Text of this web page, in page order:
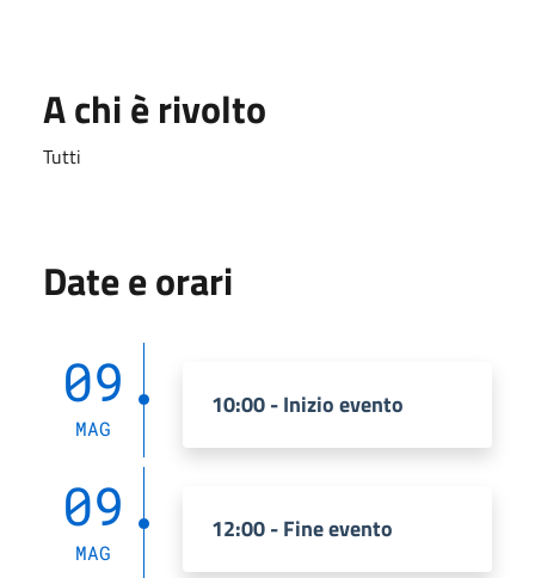
A chi è rivolto
Tutti
Date e orari
09
MAG
10:00 - Inizio evento
09
MAG
12:00 - Fine evento